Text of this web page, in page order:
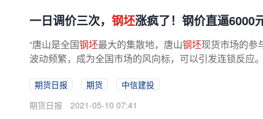
一日调价三次， 钢坯涨疯了！钢价直逼6000
“唐山是全国钢坯最大的集散地，唐山钢坯现货市场的参
波动频繁，成为全国市场的风向标，可以引发连锁反应
期货日报 期货
中信建投
期货日报
2021-05-10 07:41